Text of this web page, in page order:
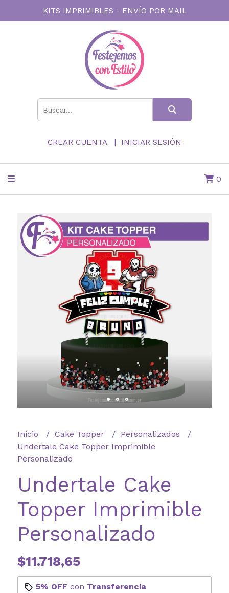
KITS IMPRIMIBLES - ENVÍO POR MAIL
CREAR CUENTA INICIAR SESIÓN
0
Inicio Cake Topper
Personalizados
Undertale Cake Topper Imprimible
Personalizado
Undertale Cake
Topper Imprimible
Personalizado
$11.718,65
5% OFF con Transferencia